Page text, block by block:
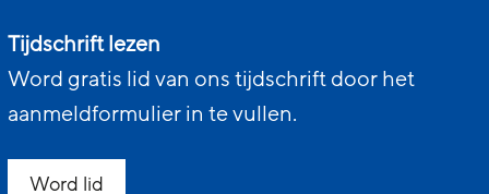
Tijdschrift lezen
Word gratis lid van ons tijdschrift door het
aanmeldformulier in te vullen.
Word lid